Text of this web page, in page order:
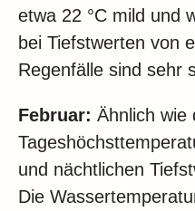
etwa 22 °C mild und
bei Tiefstwerten von
Regenfälle sind sehr
Februar: Ähnlich wie
und nächtlichen
Die